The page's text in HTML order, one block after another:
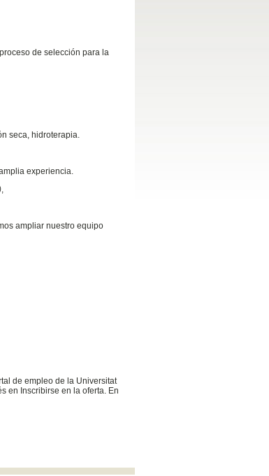
de selección para la
seca, hidroterapia.
experiencia.
ampliar nuestro equipo
de empleo de la Universitat
en Inscribirse en la oferta. En